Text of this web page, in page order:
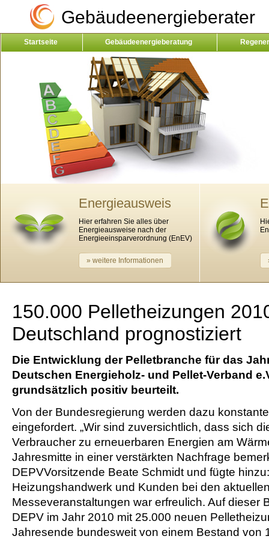
Gebäudeenergieberater
Startseite Gebäudeenergieberatung
Energieausweis
Hier erfahren Sie alles über
Energieausweise nach der
Energieeinsparverordnung (EnEV)
» weitere Informationen
150.000 Pelletheizungen
Deutschland prognostiziert
Die Entwicklung der Pelletbranche für das
Deutschen Energieholz- und Pellet-Verband
grundsätzlich positiv beurteilt.
Von der Bundesregierung werden dazu
eingefordert. „Wir sind zuversichtlich, dass sich
Verbraucher zu erneuerbaren Energien am
Jahresmitte in einer verstärkten Nachfrage
DEPVVorsitzende Beate Schmidt und fügte
Heizungshandwerk und Kunden bei den
Messeveranstaltungen war erfreulich. Auf dieser
DEPV im Jahr 2010 mit 25.000 neuen
Jahresende bundesweit von einem Bestand von